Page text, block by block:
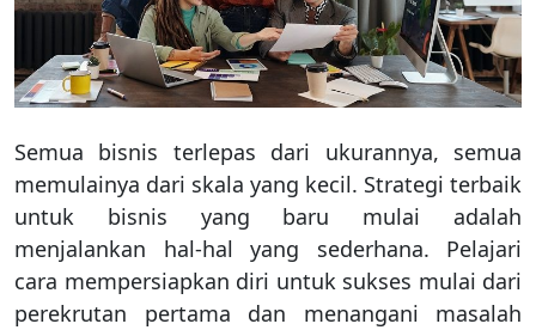
Semua bisnis terlepas dari ukurannya, semua
memulainya dari skala yang kecil. Strategi terbaik
untuk bisnis yang baru mulai adalah
menjalankan hal-hal yang sederhana. Pelajari
cara mempersiapkan diri untuk sukses mulai dari
perekrutan pertama dan menangani masalah